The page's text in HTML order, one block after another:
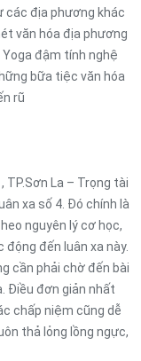
các địa phương khác
văn hóa địa phương
đậm tính nghệ
bữa tiệc văn hóa
rũ
TP.Sơn La – Trọng tài
xa số 4. Đó chính là
nguyên lý cơ học,
đến luân xa này.
cần phải chờ đến bài
Điều đơn giản nhất
chấp niệm cũng dễ
thả lỏng lồng ngực,